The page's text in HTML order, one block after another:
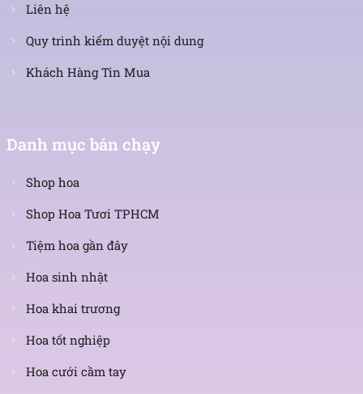
Liên hệ
Quy trình kiểm duyệt nội dung
Khách Hàng Tin Mua
Danh mục bán chạy
Shop hoa
Shop Hoa Tươi TPHCM
Tiệm hoa gần đây
Hoa sinh nhật
Hoa khai trương
Hoa tốt nghiệp
Hoa cưới cầm tay